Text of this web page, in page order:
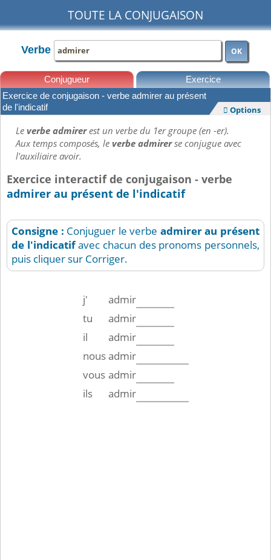
TOUTE LA CONJUGAISON
Verbe OK
Conjugueur Exercice
Leçons
Exercice de conjugaison - verbe admirer au présent
de l'indicatif
 Options
Leverbe admirerest un verbe du 1er groupe (en -er).
Aux temps composés, leverbe admirerse conjugue avec
l'auxiliaire avoir.
Exercice interactif de conjugaison - verbe
admirer au présent de l'indicatif
Consigne : Conjuguer le verbe admirerau présent
de l'indicatifavec chacun des pronoms personnels,
puis cliquer sur Corriger.
j'
admir
tu
admir
il
admir
nousadmir
vous admir
ils
admir